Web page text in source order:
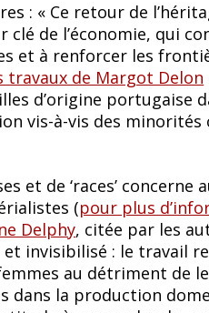
: « Ce retour de
de l’économie, qui
et à renforcer les
travaux de Margot Delon
d’origine portugaise
vis-à-vis des minorités
et de ‘races’ concerne
(pour plus
Delphy, citée par les
invisibilisé : le travail
au détriment de
dans la production